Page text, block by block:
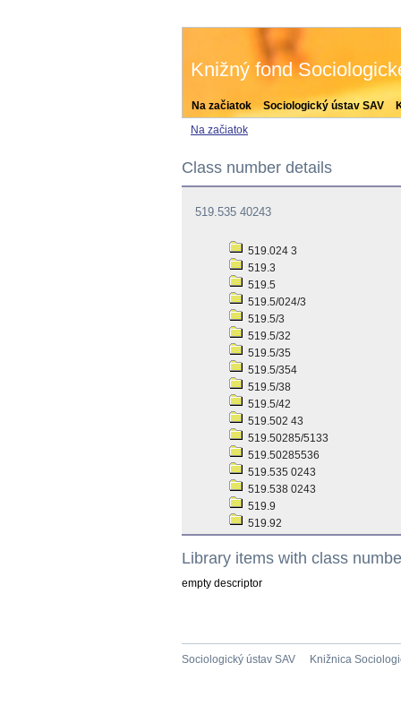
Na začiatok Sociologický ústav SAV
Knižný fond
Na začiatok
Class number details
519.535 40243
519.024 3
519.3
519.5
519.5/024/3
519.5/3
519.5/32
519.5/35
519.5/354
519.5/38
519.5/42
519.502 43
519.50285/5133
519.50285536
519.535 0243
519.538 0243
519.9
519.92
Library items with class
empty descriptor
Sociologický ústav SAV Knižnica